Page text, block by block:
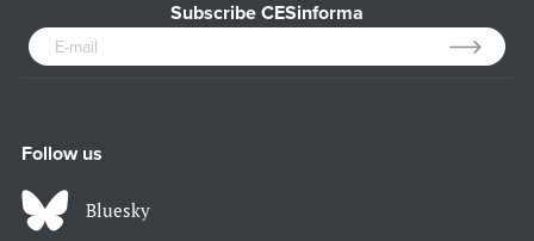
Subscribe CESinforma
Follow us
Bluesky